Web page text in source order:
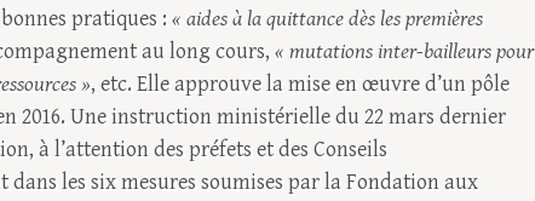
pratiques : « aides à la quittance dès les premières
au long cours, « mutations inter-bailleurs pour
», etc. Elle approuve la mise en œuvre d’un pôle
2016. Une instruction ministérielle du 22 mars dernier
à l’attention des préfets et des Conseils
les six mesures soumises par la Fondation aux